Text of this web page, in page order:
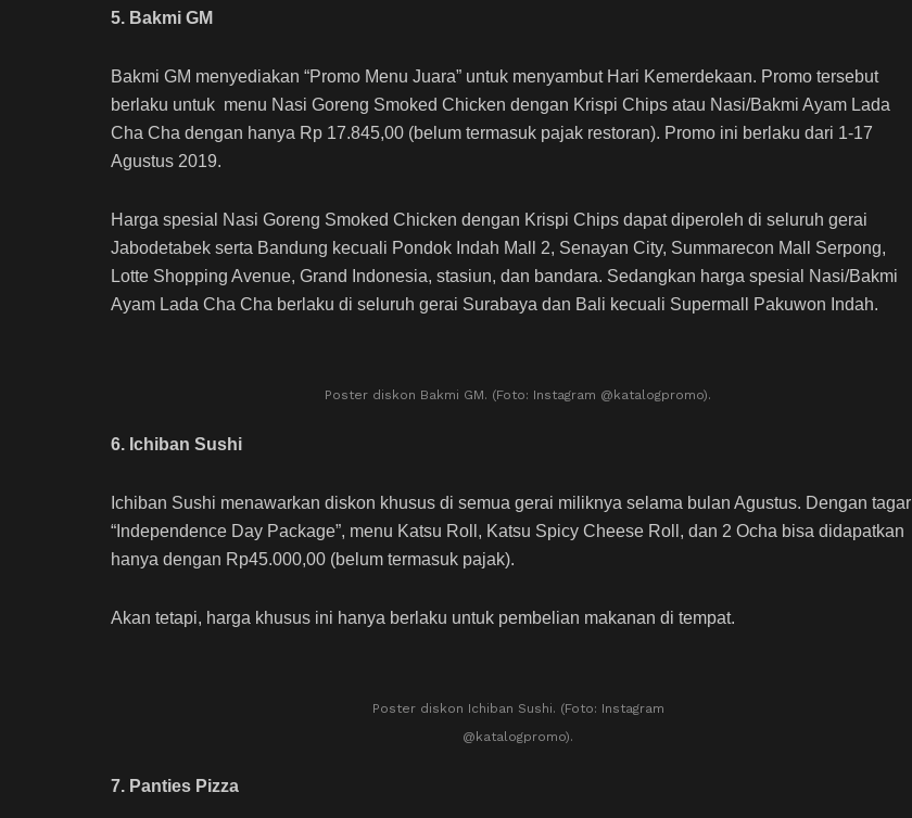
5. Bakmi GM
Bakmi GM menyediakan “Promo Menu Juara” untuk menyambut Hari Kemerdekaan. Promo tersebut
berlaku untuk menu Nasi Goreng Smoked Chicken dengan Krispi Chips atau Nasi/Bakmi Ayam Lada
Cha Cha dengan hanya Rp 17.845,00 (belum termasuk pajak restoran). Promo ini berlaku dari 1-17
Agustus 2019.
Harga spesial Nasi Goreng Smoked Chicken dengan Krispi Chips dapat diperoleh di seluruh gerai
Jabodetabek serta Bandung kecuali Pondok Indah Mall 2, Senayan City, Summarecon Mall Serpong,
Lotte Shopping Avenue, Grand Indonesia, stasiun, dan bandara. Sedangkan harga spesial Nasi/Bakmi
Ayam Lada Cha Cha berlaku di seluruh gerai Surabaya dan Bali kecuali Supermall Pakuwon Indah.
Poster diskon Bakmi GM. (Foto: Instagram @katalogpromo).
6. Ichiban Sushi
Ichiban Sushi menawarkan diskon khusus di semua gerai miliknya selama bulan Agustus. Dengan tagar
“Independence Day Package”, menu Katsu Roll, Katsu Spicy Cheese Roll, dan 2 Ocha bisa didapatkan
hanya dengan Rp45.000,00 (belum termasuk pajak).
Akan tetapi, harga khusus ini hanya berlaku untuk pembelian makanan di tempat.
Poster diskon Ichiban Sushi. (Foto: Instagram
@katalogpromo).
7. Panties Pizza